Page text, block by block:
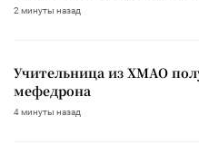
2 минуты назад
Учительница из ХМАО
мефедрона
4 минуты назад